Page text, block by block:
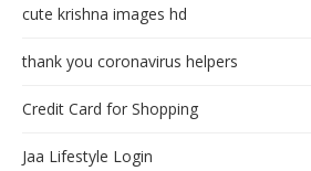
cute krishna images hd
thank you coronavirus helpers
Credit Card for Shopping
Jaa Lifestyle Login